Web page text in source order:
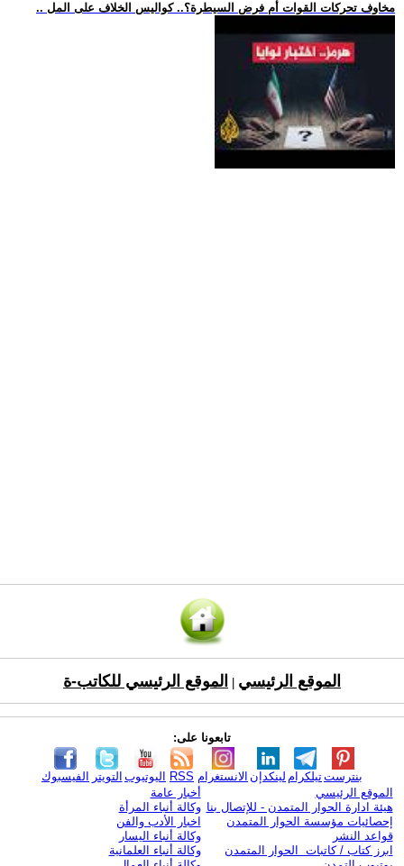
.. مخاوف تحركات القوات أم فرض السيطرة؟.. كواليس الخلاف على المل
الموقع الرئيسي الموقع الرئيسي للكاتب-ة
تابعونا على:
الفيسبوك التويتر اليوتيوب RSS الانستغرام لينكدإن تيلكرامبنترست
الموقع الرئيسي
هيئة ادارة الحوار المتمدن - للإتصال بنا
إحصائيات مؤسسة الحوار المتمدن
قواعد النشر
ابرز كتاب / كاتبات الحوار المتمدن
أخبار عامة
وكالة أنباء المرأة
اخبار الأدب والفن
وكالة أنباء اليسار
وكالة أنباء العلمانية